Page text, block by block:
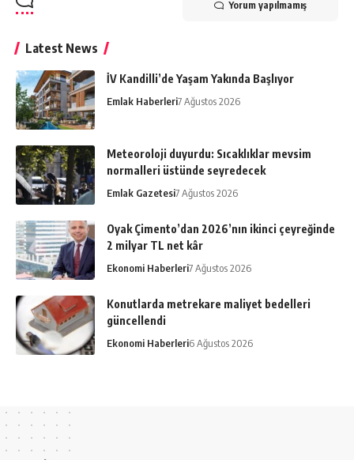
Yorum yapılmamış
Latest News
İV Kandilli’de Yaşam Yakında Başlıyor
Emlak Haberleri7 Ağustos 2026
Meteoroloji duyurdu: Sıcaklıklar mevsim
normalleri üstünde seyredecek
Emlak Gazetesi7 Ağustos 2026
Oyak Çimento’dan 2026’nın ikinci çeyreğinde
2 milyar TL net kâr
Ekonomi Haberleri7 Ağustos 2026
Konutlarda metrekare maliyet bedelleri
güncellendi
Ekonomi Haberleri6 Ağustos 2026